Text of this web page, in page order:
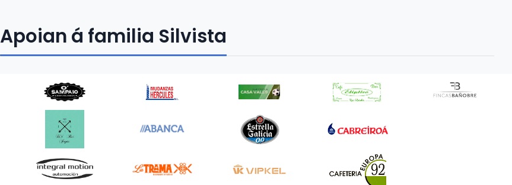
Apoian á familia Silvista